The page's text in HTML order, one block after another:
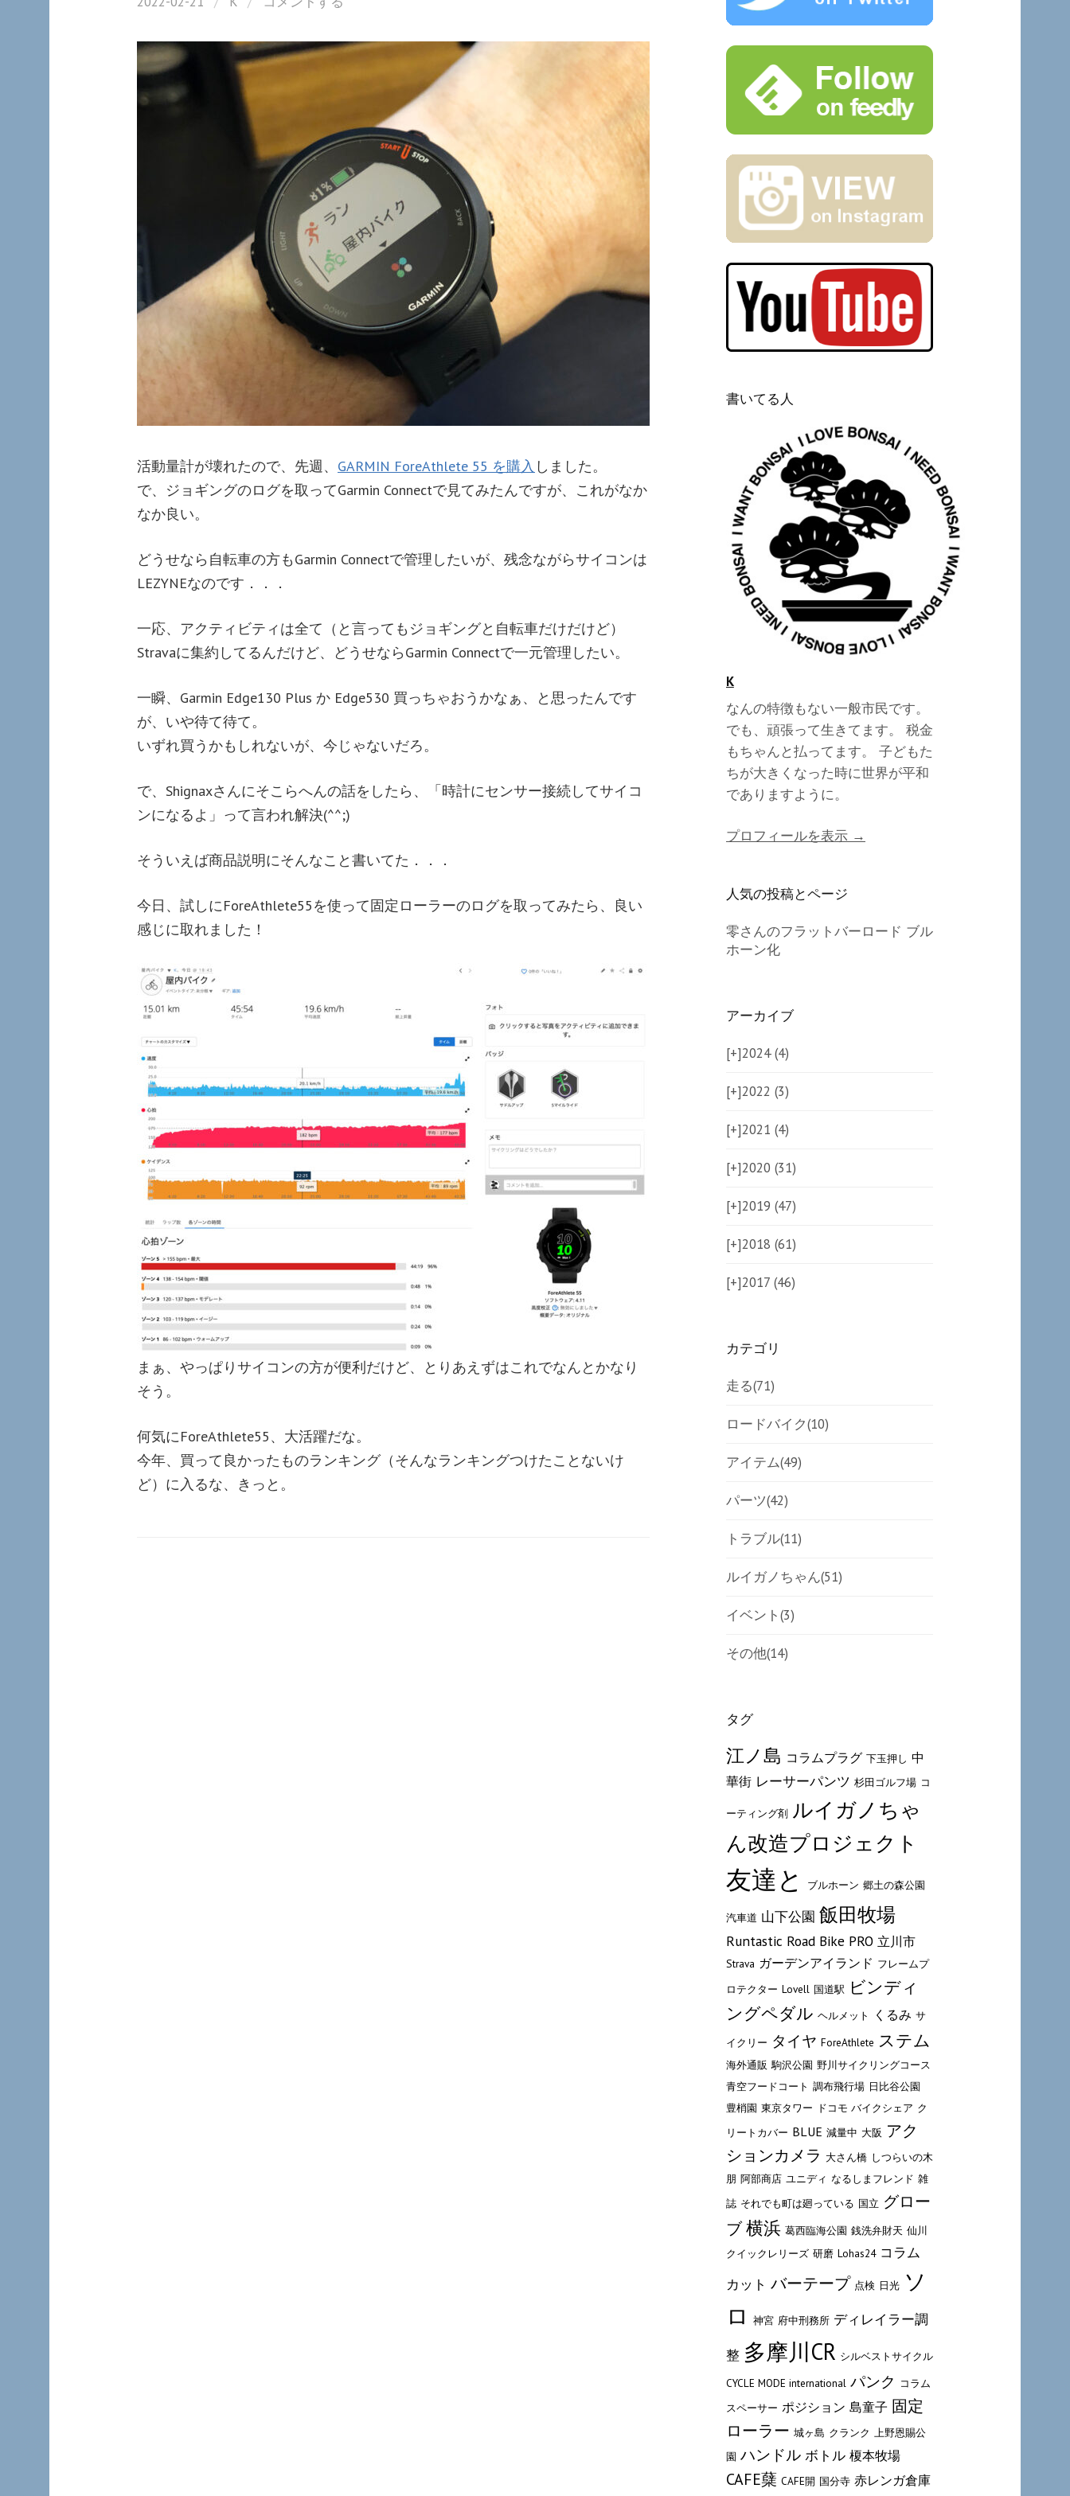
活動量計が壊れたので、先週、 GARMIN ForeAthlete 55 を購入 しました。
で、ジョギングのログを取ってGarmin Connectで見てみたんですが、これがなか
なか良い。
どうせなら自転車の方もGarmin Connectで管理したいが、残念ながらサイコンは
LEZYNEなのです．．．
一応、アクティビティは全て（と言ってもジョギングと自転車だけだけど）
Stravaに集約してるんだけど、どうせならGarmin Connectで一元管理したい。
一瞬、Garmin Edge130 Plus か Edge530 買っちゃおうかなぁ、と思ったんです
が、いや待て待て。
いずれ買うかもしれないが、今じゃないだろ。
で、Shignaxさんにそこらへんの話をしたら、「時計にセンサー接続してサイコ
ンになるよ」って言われ解決(^^;)
そういえば商品説明にそんなこと書いてた．．．
今日、試しにForeAthlete55を使って固定ローラーのログを取ってみたら、良い
感じに取れました！
まぁ、やっぱりサイコンの方が便利だけど、とりあえずはこれでなんとかなり
そう。
何気にForeAthlete55、大活躍だな。
今年、買って良かったものランキング（そんなランキングつけたことないけ
ど）に入るな、きっと。
書いてる人
K
なんの特徴もない一般市民です。
でも、頑張って生きてます。 税金
もちゃんと払ってます。 子どもた
ちが大きくなった時に世界が平和
でありますように。
プロフィールを表示 →
人気の投稿とページ
零さんのフラットバーロード ブル
ホーン化
アーカイブ
[+]2024 (4)
[+]2022 (3)
[+]2021 (4)
[+]2020 (31)
[+]2019 (47)
[+]2018 (61)
[+]2017 (46)
カテゴリ
走る(71)
ロードバイク(10)
アイテム(49)
パーツ(42)
トラブル(11)
ルイガノちゃん(51)
イベント(3)
その他(14)
タグ
江ノ島 コラムプラグ 下玉押し 中
華街 レーサーパンツ 杉田ゴルフ場 コ
ーティング剤 ルイガノちゃ
ん改造プロジェクト
友達と ブルホーン 郷土の森公園
汽車道 山下公園 飯田牧場
Runtastic Road Bike PRO 立川市
Strava ガーデンアイランド フレームプ
ロテクター Lovell 国道駅 ビンディ
ングペダル ヘルメット くるみ サ
イクリー タイヤ ForeAthlete ステム
海外通販 駒沢公園 野川サイクリングコース
青空フードコート 調布飛行場 日比谷公園
豊梢園 東京タワー ドコモ バイクシェア ク
リートカバー BLUE 減量中 大阪 アク
ションカメラ 大さん橋 しつらいの木
朋 阿部商店 ユニディ なるしまフレンド 雑
誌 それでも町は廻っている 国立 グロー
ブ 横浜 葛西臨海公園 銭洗弁財天 仙川
クイックレリーズ 研磨 Lohas24 コラム
カット バーテープ 点検 日光 ソ
ロ
神宮 府中刑務所 ディレイラー調
整 多摩川CR シルベストサイクル
CYCLE MODE international パンク コラム
スペーサー ポジション 島童子 固定
ローラー 城ヶ島 クランク 上野恩賜公
園 ハンドル ボトル 榎本牧場
CAFE蘖 CAFE開 国分寺 赤レンガ倉庫